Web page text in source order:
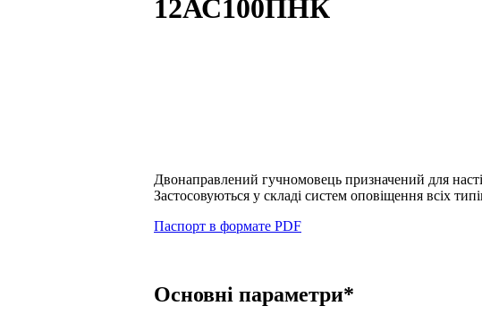
12АС100ПНК
Двонаправлений гучномовець призначений для
Застосовуються у складі систем оповіщення всіх
Паспорт в формате PDF
Основні параметри*